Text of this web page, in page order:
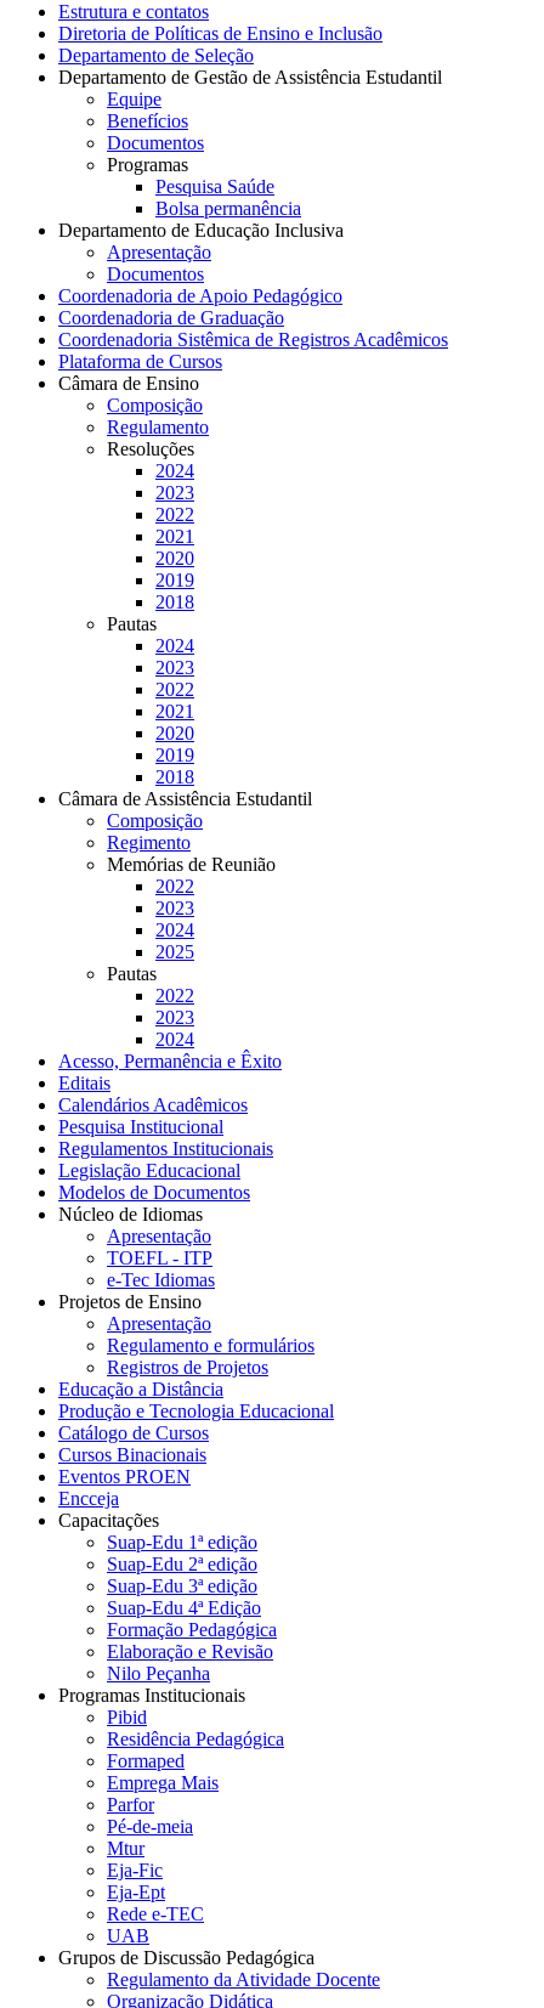
Estrutura e contatos
Diretoria de Políticas de Ensino e Inclusão
Departamento de Seleção
Departamento de Gestão de Assistência Estudantil
Equipe
Benefícios
Documentos
Programas
Pesquisa Saúde
Bolsa permanência
Departamento de Educação Inclusiva
Apresentação
Documentos
Coordenadoria de Apoio Pedagógico
Coordenadoria de Graduação
Coordenadoria Sistêmica de Registros Acadêmicos
Plataforma de Cursos
Câmara de Ensino
Composição
Regulamento
Resoluções
2024
2023
2022
2021
2020
2019
2018
Pautas
2024
2023
2022
2021
2020
2019
2018
Câmara de Assistência Estudantil
Composição
Regimento
Memórias de Reunião
2022
2023
2024
2025
Pautas
2022
2023
2024
Acesso, Permanência e Êxito
Editais
Calendários Acadêmicos
Pesquisa Institucional
Regulamentos Institucionais
Legislação Educacional
Modelos de Documentos
Núcleo de Idiomas
Apresentação
TOEFL - ITP
e-Tec Idiomas
Projetos de Ensino
Apresentação
Regulamento e formulários
Registros de Projetos
Educação a Distância
Produção e Tecnologia Educacional
Catálogo de Cursos
Cursos Binacionais
Eventos PROEN
Encceja
Capacitações
Suap-Edu 1ª edição
Suap-Edu 2ª edição
Suap-Edu 3ª edição
Suap-Edu 4ª Edição
Formação Pedagógica
Elaboração e Revisão
Nilo Peçanha
Programas Institucionais
Pibid
Residência Pedagógica
Formaped
Emprega Mais
Parfor
Pé-de-meia
Mtur
Eja-Fic
Eja-Ept
Rede e-TEC
UAB
Grupos de Discussão Pedagógica
Regulamento da Atividade Docente
Organização Didática